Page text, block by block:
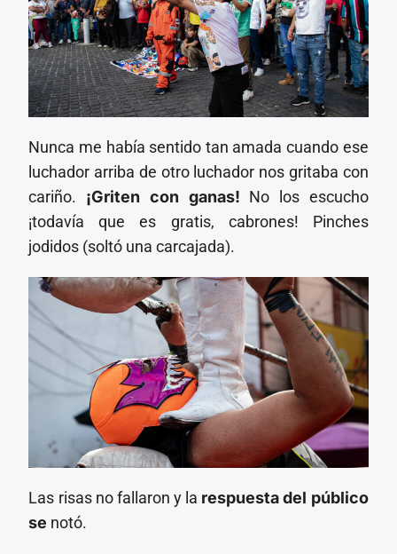
Nunca me había sentido tan amada cuando ese
luchador arriba de otro luchador nos gritaba con
cariño. ¡Griten con ganas! No los escucho
¡todavía que es gratis, cabrones! Pinches
jodidos (soltó una carcajada).
Las risas no fallaron y la respuesta del público
se notó.